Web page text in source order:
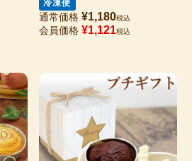
冷凍便
通常価格 ¥1,180税込
会員価格 ¥1,121税込